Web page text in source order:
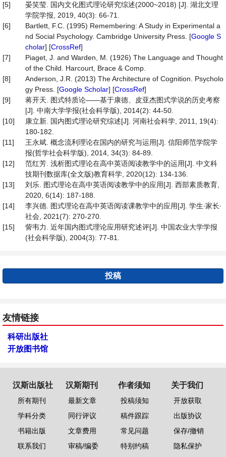
[5]
晏笑莹. 国内文化图式理论研究综述(2000~2018) [J]. 湖北文理
学院学报, 2019, 40(3): 66-71.
[6]
Bartlett, F.C. (1995) Remembering: A Study in Experimental a
nd Social Psychology. Cambridge University Press. [Google S
cholar] [CrossRef]
[7]
Piaget, J. and Warden, M. (1926) The Language and Thought
of the Child. Harcourt, Brace & Comp.
[8]
Anderson, J.R. (2013) The Architecture of Cognition. Psycholo
gy Press. [Google Scholar] [CrossRef]
[9]
蒋开天. 图式特质论——基于康德、皮亚杰图式学说的历史考察
[J]. 中南大学学报(社会科学版), 2014(2): 44-50.
[10]
康立新. 国内图式理论研究综述[J]. 河南社会科学, 2011, 19(4):
180-182.
[11]
王永斌. 概念流利理论在国内的研究与运用[J]. 信阳师范学院学
报(哲学社会科学版), 2014, 34(3): 84-89.
[12]
范红芳. 浅析图式理论在高中英语阅读教学中的运用[J]. 中文科
技期刊数据库(全文版)教育科学, 2020(12): 134-136.
[13]
刘乐. 图式理论在高中英语阅读教学中的应用[J]. 西部素质教育,
2020, 6(14): 187-188.
[14]
李兴德. 图式理论在高中英语阅读课教学中的应用[J]. 学生∙家长∙
社会, 2021(7): 270-270.
[15]
訾韦力. 近年国内图式理论应用研究述评[J]. 中国农业大学学报
(社会科学版), 2004(3): 77-81.
投稿
友情链接
科研出版社
开放图书馆
汉斯出版社
所有期刊
学科分类
书籍出版
联系我们
汉斯期刊
最新文章
同行评议
文章费用
审稿/编委
作者须知
投稿须知
稿件跟踪
常见问题
特别约稿
关于我们
开放获取
出版协议
保存/撤销
隐私保护